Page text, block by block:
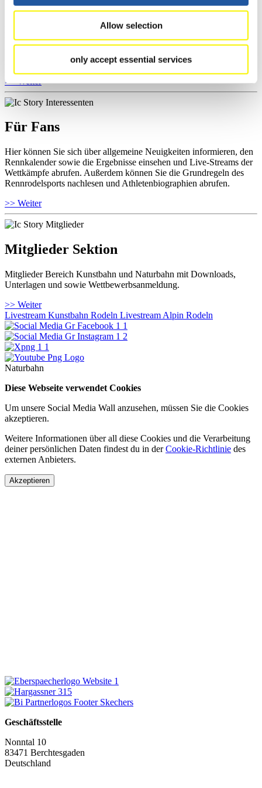
Allow selection
only accept essential services
Für Athleten
Hier können Sie das aktuelle Regelwerk sowie Richtlinien zu
Wettkämpfen, Anti-Doping und Fairplay einsehen, Ergebnislisten
Ihre Athletenbiographie ansehen.
>> Weiter
Für Fans
Hier können Sie sich über allgemeine Neuigkeiten informieren, den
Rennkalender sowie die Ergebnisse einsehen und Live-Streams der
Wettkämpfe abrufen. Außerdem können Sie die Grundregeln des
Rennrodelsports nachlesen und Athletenbiographien abrufen.
>> Weiter
Mitglieder Sektion
Mitglieder Bereich Kunstbahn und Naturbahn mit Downloads,
Unterlagen und sowie Wettbewerbsanmeldung.
>> Weiter
Livestream Kunstbahn Rodeln Livestream Alpin Rodeln
Naturbahn
Diese Webseite verwendet Cookies
Um unsere Social Media Wall anzusehen, müssen Sie die Cookies
akzeptieren.
Weitere Informationen über all diese Cookies und die Verarbeitung
deiner persönlichen Daten findest du in derCookie-Richtlinie des
externen Anbieters.
Akzeptieren
Geschäftsstelle
Nonntal 10
83471 Berchtesgaden
Deutschland